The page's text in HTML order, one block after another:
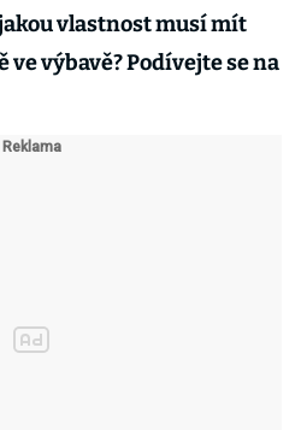
vlastnost musí mít
výbavě? Podívejte se na